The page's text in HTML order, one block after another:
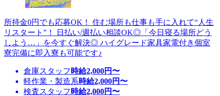
所持金0円でも応募OK！ 住む場所も仕事も手に入れて“人生
リスタート”！ 日払い/週払い相談OK◎「今日寝る場所どう
しよう…」を今すぐ解決◎ ハイグレード家具家電付き個室
寮完備に即入寮も可能です♪
倉庫スタッフ 時給2,000円〜
軽作業・製造系時給2,000円〜
検査スタッフ 時給2,000円〜